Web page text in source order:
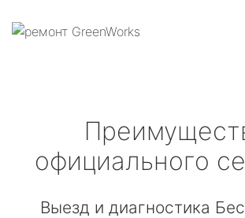
официального
Выезд и диагностика